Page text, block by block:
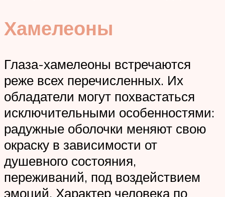
Хамелеоны
Глаза-хамелеоны встречаются
реже всех перечисленных. Их
обладатели могут похвастаться
исключительными особенностями:
радужные оболочки меняют свою
окраску в зависимости от
душевного состояния,
переживаний, под воздействием
эмоций. Характер человека по